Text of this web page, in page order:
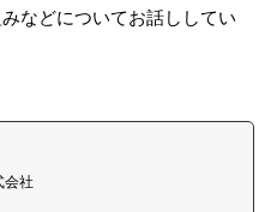
などについてお話ししてい
会社